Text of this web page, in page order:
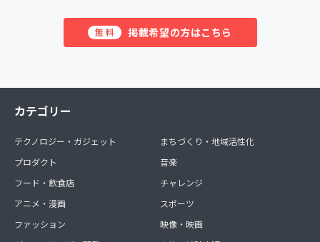
無料 掲載希望の方はこちら
カテゴリー
テクノロジー・ガジェット
プロダクト
フード・飲食店
アニメ・漫画
ファッション
まちづくり・地域活性化
音楽
チャレンジ
スポーツ
映像・映画